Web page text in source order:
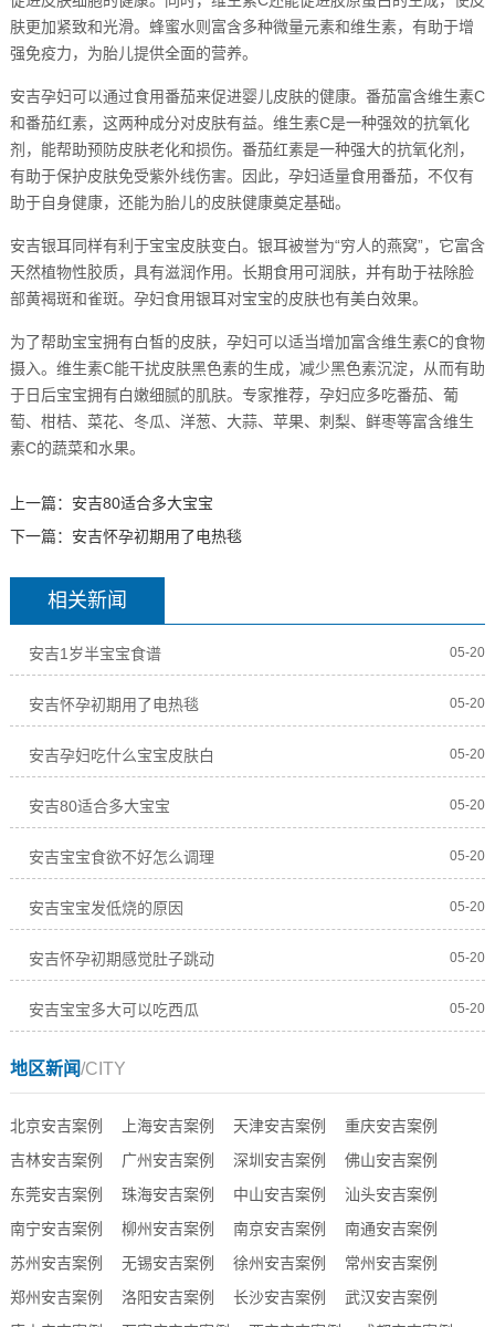
肤更加紧致和光滑。蜂蜜水则富含多种微量元素和维生素，有助于增
强免疫力，为胎儿提供全面的营养。
安吉孕妇可以通过食用番茄来促进婴儿皮肤的健康。番茄富含维生素C
和番茄红素，这两种成分对皮肤有益。维生素C是一种强效的抗氧化
剂，能帮助预防皮肤老化和损伤。番茄红素是一种强大的抗氧化剂，
有助于保护皮肤免受紫外线伤害。因此，孕妇适量食用番茄，不仅有
助于自身健康，还能为胎儿的皮肤健康奠定基础。
安吉银耳同样有利于宝宝皮肤变白。银耳被誉为“穷人的燕窝”，它富含
天然植物性胶质，具有滋润作用。长期食用可润肤，并有助于祛除脸
部黄褐斑和雀斑。孕妇食用银耳对宝宝的皮肤也有美白效果。
为了帮助宝宝拥有白皙的皮肤，孕妇可以适当增加富含维生素C的食物
摄入。维生素C能干扰皮肤黑色素的生成，减少黑色素沉淀，从而有助
于日后宝宝拥有白嫩细腻的肌肤。专家推荐，孕妇应多吃番茄、葡
萄、柑桔、菜花、冬瓜、洋葱、大蒜、苹果、刺梨、鲜枣等富含维生
素C的蔬菜和水果。
上一篇： 安吉80适合多大宝宝
下一篇： 安吉怀孕初期用了电热毯
相关新闻
安吉1岁半宝宝食谱 05-20
安吉怀孕初期用了电热毯 05-20
安吉孕妇吃什么宝宝皮肤白 05-20
安吉80适合多大宝宝 05-20
安吉宝宝食欲不好怎么调理 05-20
安吉宝宝发低烧的原因 05-20
安吉怀孕初期感觉肚子跳动 05-20
安吉宝宝多大可以吃西瓜 05-20
地区新闻/CITY
北京安吉案例 上海安吉案例 天津安吉案例
重庆安吉案例
吉林安吉案例
广州安吉案例 深圳安吉案例
佛山安吉案例
东莞安吉案例
珠海安吉案例 中山安吉案例
汕头安吉案例
南宁安吉案例
柳州安吉案例 南京安吉案例
南通安吉案例
苏州安吉案例
无锡安吉案例 徐州安吉案例
常州安吉案例
郑州安吉案例
洛阳安吉案例 长沙安吉案例
武汉安吉案例